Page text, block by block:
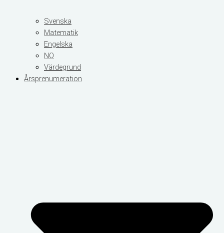
Svenska
Matematik
Engelska
NO
Värdegrund
Årsprenumeration